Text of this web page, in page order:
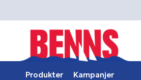
Produkter Kampanjer